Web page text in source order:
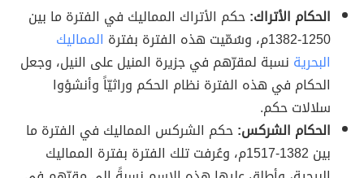
الحكام الأتراك:حكم الأتراك المماليك في الفترة ما بين
1250-1382م، وسُمّيت هذه الفترة بفترة
المماليك
البحرية نسبة لمقرّهم في جزيرة المنيل على النيل، وجعل
الحكام في هذه الفترة نظام الحكم وراثيّاً وأنشؤوا
سلالات حكم.
الحكام الشركس:حكم الشركس المماليك في الفترة ما
بين 1382-1517م، وعُرفت تلك الفترة بفترة المماليك